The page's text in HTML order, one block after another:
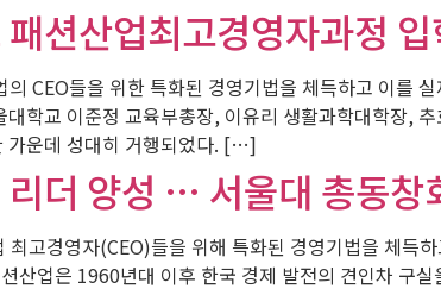
션산업최고경영자과정
CEO들을 위한 특화된 경영기법을 체득하고 이를
학교 이준정 교육부총장, 이유리 생활과학대학장,
가운데 성대히 거행되었다. […]
더 양성 … 서울대 총동창
고경영자(CEO)들을 위해 특화된 경영기법을 체
산업은 1960년대 이후 한국 경제 발전의 견인차 구